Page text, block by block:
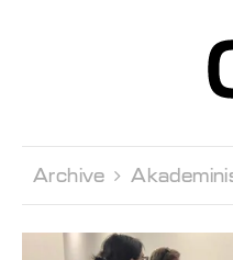
Archive 